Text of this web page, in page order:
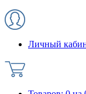
Личный